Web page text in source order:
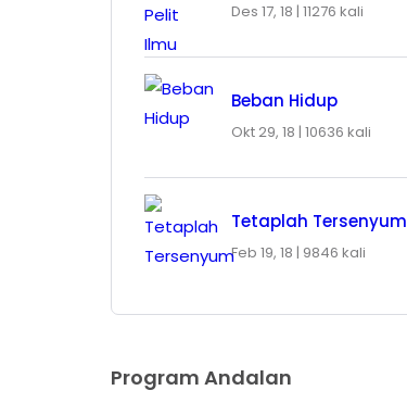
Des 17, 18 | 11276 kali
Beban Hidup
Okt 29, 18 | 10636 kali
Tetaplah Tersenyum
Feb 19, 18 | 9846 kali
Program Andalan